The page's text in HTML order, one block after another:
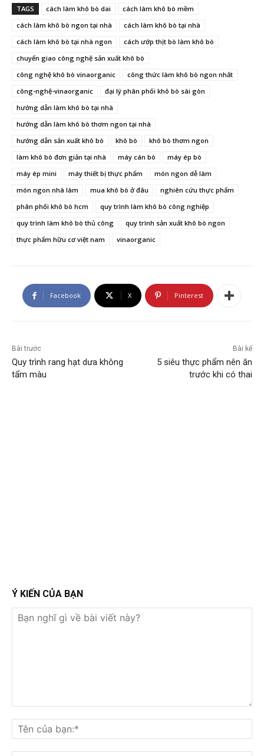
TAGS cách làm khô bò dai
cách làm khô bò mềm
cách làm khô bò ngon tại nhà
cách làm khô bò tại nhà
cách làm khô bò tại nhà ngon
cách ướp thịt bò làm khô bò
chuyển giao công nghệ sản xuất khô bò
công nghệ khô bò vinaorganic
công thức làm khô bò ngon nhất
công-nghệ-vinaorganic
đại lý phân phối khô bò sài gòn
hướng dẫn làm khô bò tại nhà
hướng dẫn làm khô bò thơm ngon tại nhà
hướng dẫn sản xuất khô bò
khô bò
khô bò thơm ngon
làm khô bò đơn giản tại nhà
máy cán bò
máy ép bò
máy ép mini
máy thiết bị thực phẩm
món ngon dễ làm
món ngon nhà làm
mua khô bò ở đâu
nghiên cứu thực phẩm
phân phối khô bò hcm
quy trình làm khô bò công nghiệp
quy trình làm khô bò thủ công
quy trình sản xuất khô bò ngon
thực phẩm hữu cơ việt nam
vinaorganic
Facebook X Pinterest
Bài trước
Quy trình rang hạt dưa không
tẩm màu
Bài kế
5 siêu thực phẩm nên ăn
trước khi có thai
Ý KIẾN CỦA BẠN
nghĩ
gì
về